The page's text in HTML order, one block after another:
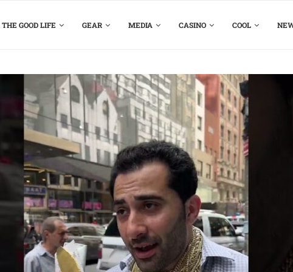
THE GOOD LIFE GEAR MEDIA CASINO COOL